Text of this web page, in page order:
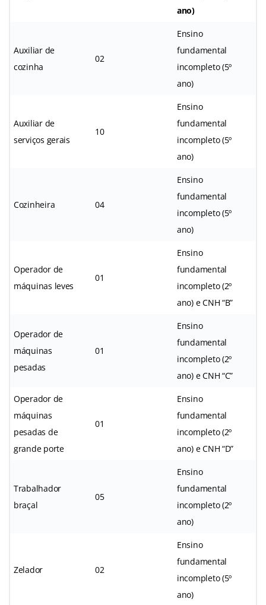
ano)
Auxiliar de
cozinha
02
Ensino
fundamental
incompleto (5º
ano)
Auxiliar de
serviços gerais
10
Ensino
fundamental
incompleto (5º
ano)
Cozinheira 04
Ensino
fundamental
incompleto (5º
ano)
Operador de
máquinas leves
01
Ensino
fundamental
incompleto (2º
ano) e CNH “B”
Operador de
máquinas
pesadas
01
Ensino
fundamental
incompleto (2º
ano) e CNH “C”
Operador de
máquinas
pesadas de
grande porte
01
Ensino
fundamental
incompleto (2º
ano) e CNH “D”
Trabalhador
braçal
05
Ensino
fundamental
incompleto (2º
ano)
Zelador 02
Ensino
fundamental
incompleto (5º
ano)